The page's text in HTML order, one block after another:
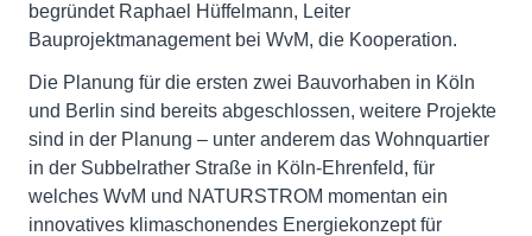
begründet Raphael Hüffelmann, Leiter
Bauprojektmanagement bei WvM, die Kooperation.
Die Planung für die ersten zwei Bauvorhaben in Köln
und Berlin sind bereits abgeschlossen, weitere Projekte
sind in der Planung – unter anderem das Wohnquartier
in der Subbelrather Straße in Köln-Ehrenfeld, für
welches WvM und NATURSTROM momentan ein
innovatives klimaschonendes Energiekonzept für